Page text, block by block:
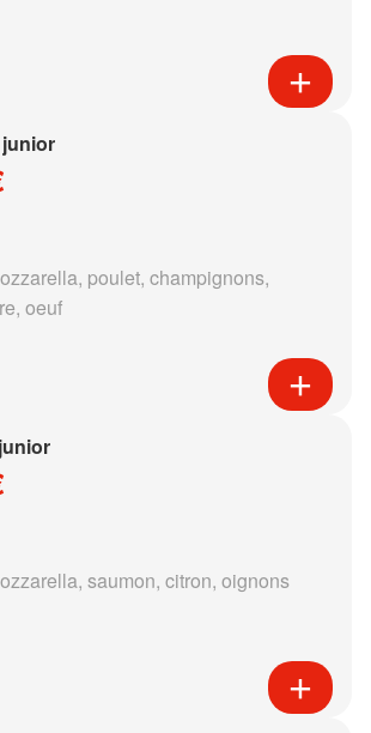
poulet, champignons,
oeuf
saumon, citron, oignons